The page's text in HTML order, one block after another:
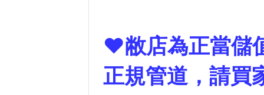
❤敝店為正當儲
正規管道，請買